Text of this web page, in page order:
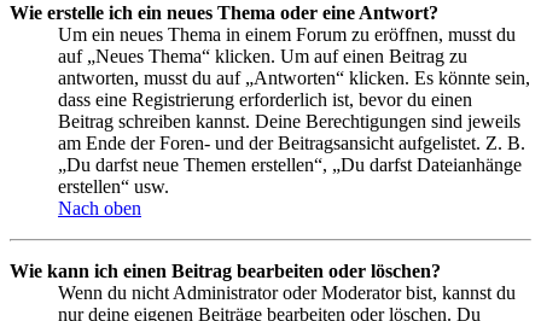
Wie erstelle ich ein neues Thema oder eine Antwort?
Um ein neues Thema in einem Forum zu eröffnen, musst du
auf „Neues Thema“ klicken. Um auf einen Beitrag zu
antworten, musst du auf „Antworten“ klicken. Es könnte sein,
dass eine Registrierung erforderlich ist, bevor du einen
Beitrag schreiben kannst. Deine Berechtigungen sind jeweils
am Ende der Foren- und der Beitragsansicht aufgelistet. Z. B.
„Du darfst neue Themen erstellen“, „Du darfst Dateianhänge
erstellen“ usw.
Nach oben
Wie kann ich einen Beitrag bearbeiten oder löschen?
Wenn du nicht Administrator oder Moderator bist, kannst du
nur deine eigenen Beiträge bearbeiten oder löschen. Du